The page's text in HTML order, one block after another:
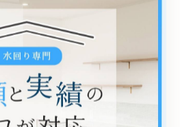
リフォームを進めることが失敗
の浴室改修ポイン